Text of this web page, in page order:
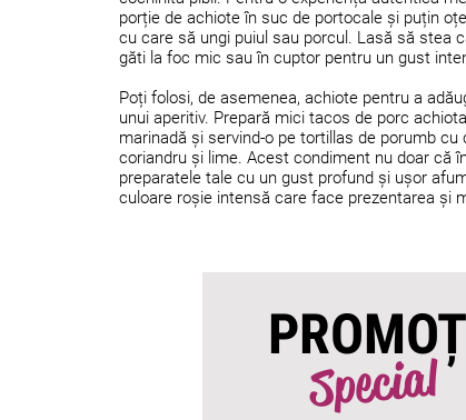
porție de achiote în suc de portocale și puțin
cu care să ungi puiul sau porcul. Lasă să stea
găti la foc mic sau în cuptor pentru un gust
Poți folosi, de asemenea, achiote pentru a
unui aperitiv. Prepară mici tacos de porc
marinadă și servind-o pe tortillas de porumb cu
coriandru și lime. Acest condiment nu doar că
preparatele tale cu un gust profund și ușor
culoare roșie intensă care face prezentarea și
Special